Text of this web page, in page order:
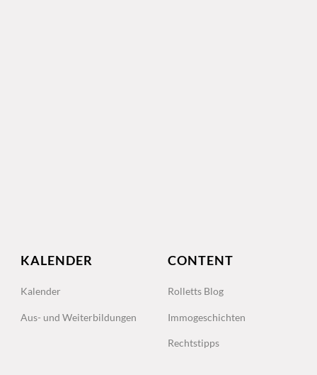
KALENDER
Kalender
Aus- und Weiterbildungen
CONTENT
Rolletts Blog
Immogeschichten
Rechtstipps